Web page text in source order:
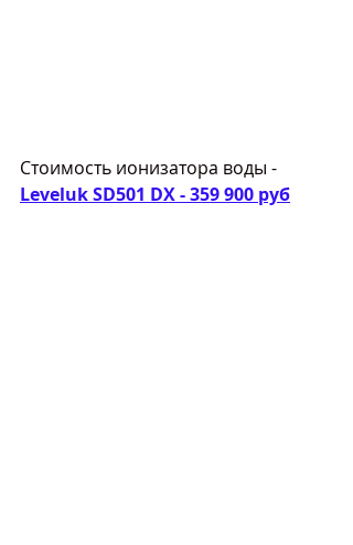
Стоимость ионизатора воды -
Leveluk SD501 DX - 359 900 руб